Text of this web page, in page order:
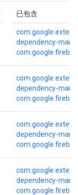
已包含
dependency-
dependency-
dependency-
dependency-